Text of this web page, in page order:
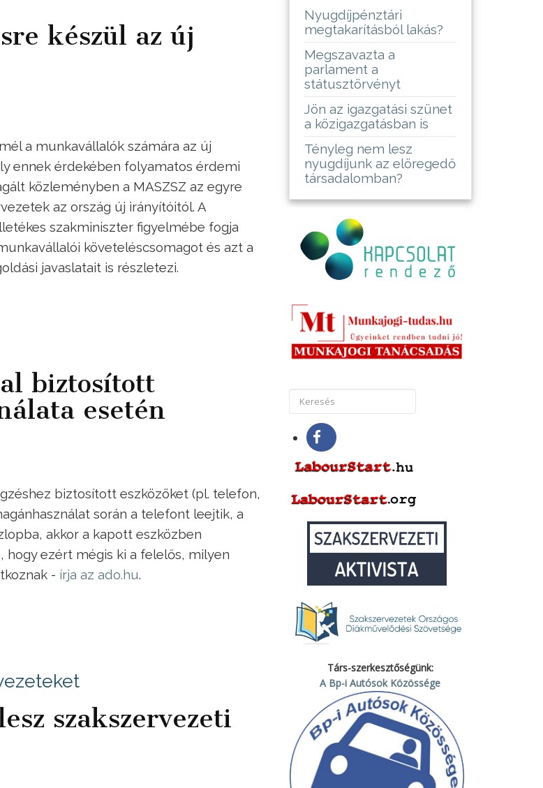
készül az új
a munkavállalók számára az új
ennek érdekében folyamatos érdemi
közleményben a MASZSZ az egyre
az ország új irányítóitól. A
szakminiszter figyelmébe fogja
követeléscsomagot és azt a
javaslatait is részletezi.
biztosított
esetén
biztosított eszközöket (pl. telefon,
során a telefont leejtik, a
akkor a kapott eszközben
hogy ezért mégis ki a felelős, milyen
- írja az ado.hu.
szakszervezeti
Nyugdíjpénztári
megtakarításból lakás?
Megszavazta a
parlament a
státusztörvényt
Jön az igazgatási szünet
a közigazgatásban is
Tényleg nem lesz
nyugdíjunk az elöregedő
társadalomban?
Társ-szerkesztőségünk:
A Bp-i Autósok Közössége